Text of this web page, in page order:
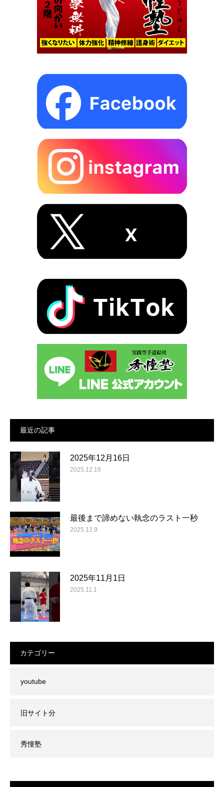
最近の記事
2025年12月16日
2025.12.16
最後まで諦めない執念のラスト一秒
2025.12.9
2025年11月1日
2025.11.1
カテゴリー
youtube
旧サイト分
秀憧塾